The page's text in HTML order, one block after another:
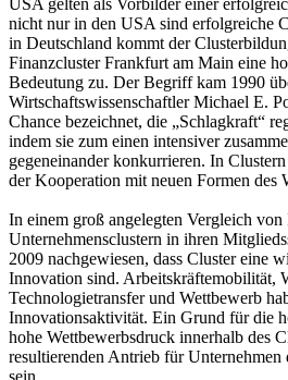
nicht nur in den USA sind erfolgreiche
in Deutschland kommt der
Finanzcluster Frankfurt am Main eine
Bedeutung zu. Der Begriff kam 1990
Wirtschaftswissenschaftler Michael E.
Chance bezeichnet, die „Schlagkraft“
indem sie zum einen intensiver
gegeneinander konkurrieren. In
der Kooperation mit neuen Formen des
In einem groß angelegten Vergleich
Unternehmensclustern in ihren
2009 nachgewiesen, dass Cluster eine
Innovation sind. Arbeitskräftemobilität,
Technologietransfer und Wettbewerb
Innovationsaktivität. Ein Grund für die
hohe Wettbewerbsdruck innerhalb des
resultierenden Antrieb für Unternehmen
sein.